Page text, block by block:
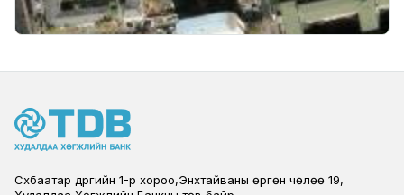
Сүхбаатар дүүргийн 1-р хороо,Энхтайваны өргөн чөлөө 19,